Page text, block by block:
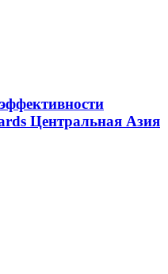
Центральная Азия